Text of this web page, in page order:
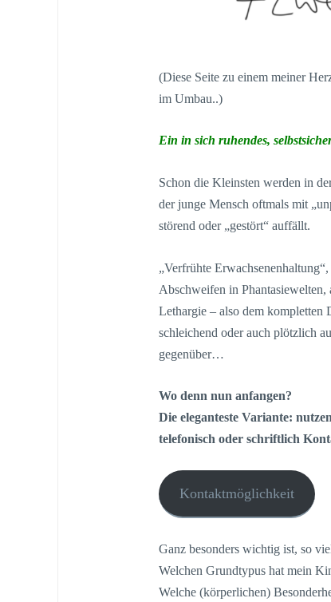
(Diese Seite zu einem meiner
im Umbau..)
Ein in sich ruhendes,
Schon die Kleinsten werden in
der junge Mensch oftmals mit
störend oder „gestört“ auffällt.
„Verfrühte
Abschweifen in
Lethargie – also dem kompletten
schleichend oder auch plötzlich
gegenüber…
Wo denn nun anfangen?
Die eleganteste Variante:
telefonisch oder schriftlich
Kontaktmöglichkeit
Ganz besonders wichtig ist, so
Welchen Grundtypus hat mein
Welche (körperlichen)